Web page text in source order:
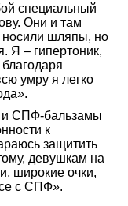
специальный
Они и там
носили шляпы, но
Я – гипертоник,
умру я легко
СПФ-бальзамы
к
защитить
девушкам на
широкие очки,
с СПФ».